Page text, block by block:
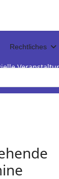
Rechtliches
der